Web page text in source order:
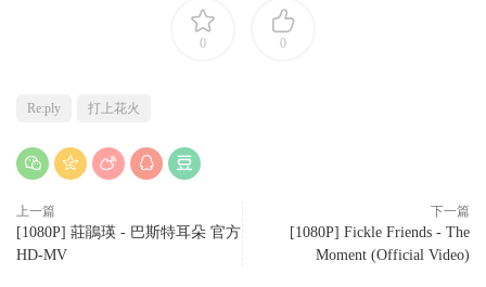
0 0
Re:ply 打上花火
上一篇
[1080P] 莊鵑瑛 - 巴斯特耳朵 官方
HD-MV
下一篇
[1080P] Fickle Friends - The
Moment (Official Video)